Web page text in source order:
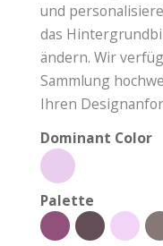
und
das
ändern. Wir
Sammlung
Ihren
Dominant Color
Palette